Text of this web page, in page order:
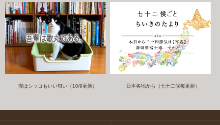
僕はシッコもいい匂い（10/9更新） 日本各地から（七十二候毎更新）